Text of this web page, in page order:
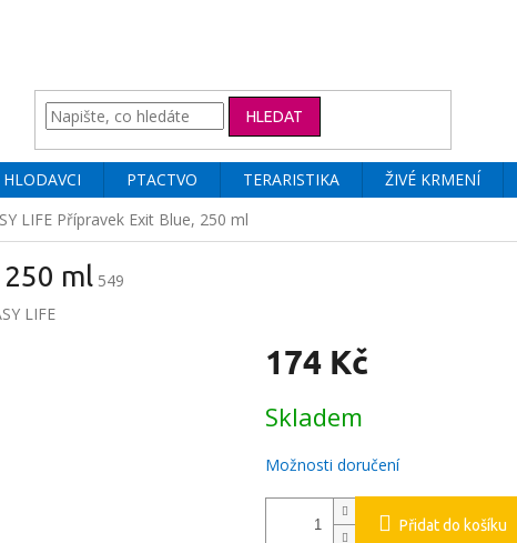
HLEDAT
HLODAVCI PTACTVO TERARISTIKA ŽIVÉ KRMENÍ
LIFE Přípravek Exit Blue, 250 ml
250 ml 549
LIFE
174 Kč
cena:
Skladem
Možnosti doručení
Přidat do košíku